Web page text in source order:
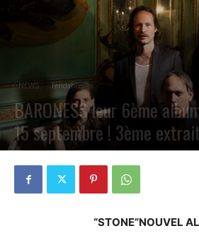
NEWS Tendance
BARONESS leur 6ème
15 septembre ! 3ème
“STONE”NOUVEL